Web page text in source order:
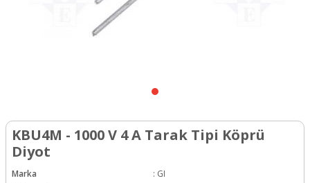
KBU4M - 1000 V 4 A Tarak Tipi Köprü
Diyot
Marka : GI